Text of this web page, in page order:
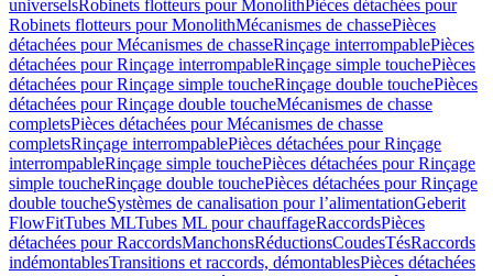
universelsRobinets flotteurs pour MonolithPièces détachées pour
Robinets flotteurs pour MonolithMécanismes de chassePièces
détachées pour Mécanismes de chasseRinçage interrompablePièces
détachées pour Rinçage interrompableRinçage simple touchePièces
détachées pour Rinçage simple toucheRinçage double touchePièces
détachées pour Rinçage double toucheMécanismes de chasse
completsPièces détachées pour Mécanismes de chasse
completsRinçage interrompablePièces détachées pour Rinçage
interrompableRinçage simple touchePièces détachées pour Rinçage
simple toucheRinçage double touchePièces détachées pour Rinçage
double toucheSystèmes de canalisation pour l’alimentationGeberit
FlowFitTubes MLTubes ML pour chauffageRaccordsPièces
détachées pour RaccordsManchonsRéductionsCoudesTésRaccords
indémontablesTransitions et raccords, démontablesPièces détachées